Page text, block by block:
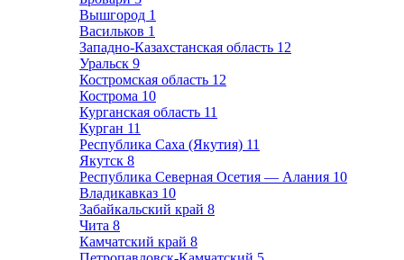
Вышгород 1
Васильков 1
Западно-Казахстанская область 12
Уральск 9
Костромская область 12
Кострома 10
Курганская область 11
Курган 11
Республика Саха (Якутия) 11
Якутск 8
Республика Северная Осетия — Алания 10
Владикавказ 10
Забайкальский край 8
Чита 8
Камчатский край 8